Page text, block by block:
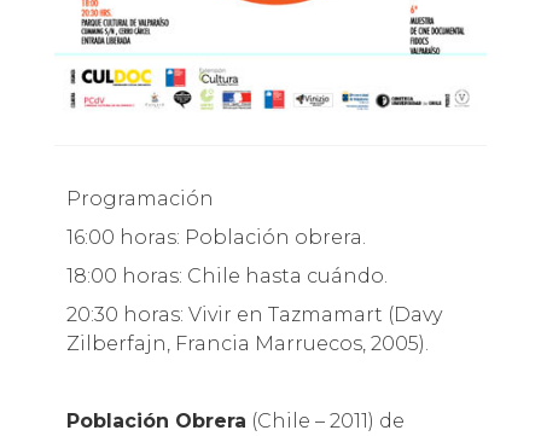
Programación
16:00 horas: Población obrera.
18:00 horas: Chile hasta cuándo.
20:30 horas: Vivir en Tazmamart (Davy
Zilberfajn, Francia Marruecos, 2005).
Población Obrera (Chile – 2011) de